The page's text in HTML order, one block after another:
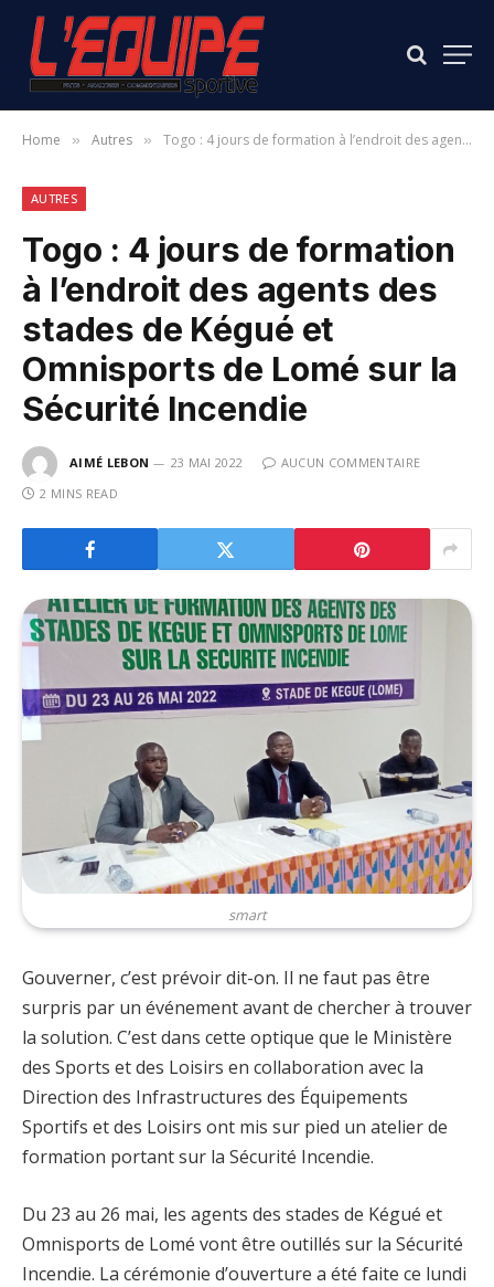
Home » Autres » Togo : 4 jours de formation à l’endroit des agents des stades de Kégué et Omnisports de Lomé sur la Sécurité Incendie
AUTRES
Togo : 4 jours de formation
à l’endroit des agents des
stades de Kégué et
Omnisports de Lomé sur la
Sécurité Incendie
AIMÉ LEBON 23 MAI 2022
AUCUN COMMENTAIRE
2 MINS READ
smart
Gouverner, c’est prévoir dit-on. Il ne faut pas être
surpris par un événement avant de chercher à trouver
la solution. C’est dans cette optique que le Ministère
des Sports et des Loisirs en collaboration avec la
Direction des Infrastructures des Équipements
Sportifs et des Loisirs ont mis sur pied un atelier de
formation portant sur la Sécurité Incendie.
Du 23 au 26 mai, les agents des stades de Kégué et
Omnisports de Lomé vont être outillés sur la Sécurité
Incendie. La cérémonie d’ouverture a été faite ce lundi